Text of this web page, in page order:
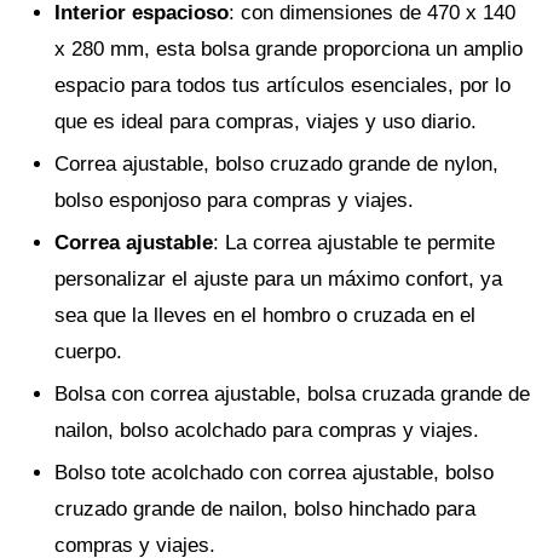
Interior espacioso: con dimensiones de 470 x 140
x 280 mm, esta bolsa grande proporciona un amplio
espacio para todos tus artículos esenciales, por lo
que es ideal para compras, viajes y uso diario.
Correa ajustable, bolso cruzado grande de nylon,
bolso esponjoso para compras y viajes.
Correa ajustable: La correa ajustable te permite
personalizar el ajuste para un máximo confort, ya
sea que la lleves en el hombro o cruzada en el
cuerpo.
Bolsa con correa ajustable, bolsa cruzada grande de
nailon, bolso acolchado para compras y viajes.
Bolso tote acolchado con correa ajustable, bolso
cruzado grande de nailon, bolso hinchado para
compras y viajes.